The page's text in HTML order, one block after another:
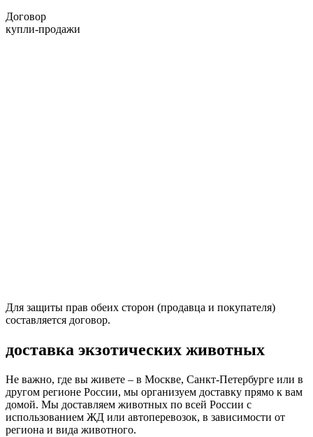
Договор
купли-продажи
Для защиты прав обеих сторон (продавца и покупателя)
составляется договор.
доставка экзотических животных
Не важно, где вы живете – в Москве, Санкт-Петербурге или в
другом регионе России, мы организуем доставку прямо к вам
домой. Мы доставляем животных по всей России с
использованием ЖД или автоперевозок, в зависимости от
региона и вида животного.